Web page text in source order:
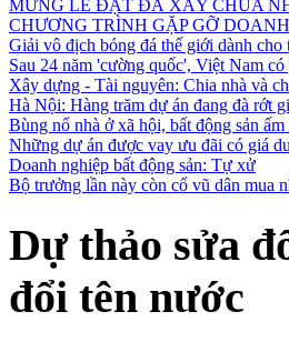
MỪNG LỄ ĐẶT ĐÁ XÂY CHÙA
CHƯƠNG TRÌNH GẶP GỠ
Giải vô địch bóng đá thế giới dành cho
Sau 24 năm 'cường quốc', Việt Nam có
Xây dựng - Tài nguyên: Chia nhà và
Hà Nội: Hàng trăm dự án đang đà rớt
Bùng nổ nhà ở xã hội, bất động sản ấm
Những dự án được vay ưu đãi có giá
Doanh nghiệp bất động sản: Tự xử
Bộ trưởng lần này còn cổ vũ dân mua
Dự thảo sửa
đổi tên nước